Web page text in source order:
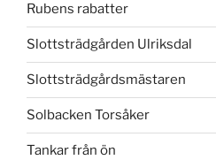
Rubens rabatter
Slottsträdgården Ulriksdal
Slottsträdgårdsmästaren
Solbacken Torsåker
Tankar från ön